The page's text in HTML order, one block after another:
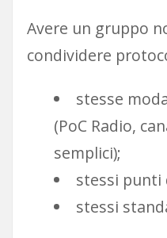
Avere un gruppo
condividere
stesse
(PoC Radio,
semplici);
stessi punti
stessi